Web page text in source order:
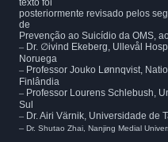
texto foi
posteriormente revisado pelos
de
Prevenção ao Suicídio da OMS,
– Dr. ∅ivind Ekeberg, Ullevål
Noruega
– Professor Jouko Lønnqvist,
Finlândia
– Professor Lourens Schlebush,
Sul
– Dr. Airi Värnik, Universidade de
– Dr. Shutao Zhai, Nanjing Medial